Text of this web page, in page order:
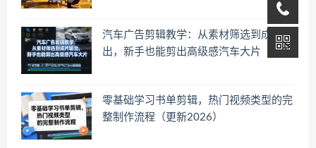
汽车广告剪辑教学：从素材筛选到成片输
出，新手也能剪出高级感汽车大片
零基础学习书单剪辑，热门视频类型的完
整制作流程（更新2026）